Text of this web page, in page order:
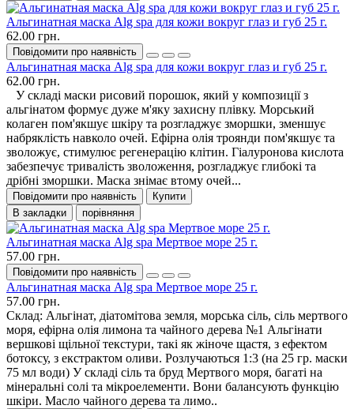
Альгинатная маска Alg spa для кожи вокруг глаз и губ 25 г.
62.00 грн.
Повідомити про наявність
Альгинатная маска Alg spa для кожи вокруг глаз и губ 25 г.
62.00 грн.
У складі маски рисовий порошок, який у композиції з
альгінатом формує дуже м'яку захисну плівку. Морський
колаген пом'якшує шкіру та розгладжує зморшки, зменшує
набряклість навколо очей. Ефірна олія троянди пом'якшує та
зволожує, стимулює регенерацію клітин. Гіалуронова кислота
забезпечує тривалість зволоження, розгладжує глибокі та
дрібні зморшки. Маска знімає втому очей...
Повідомити про наявність
Купити
В закладки
порівняння
Альгинатная маска Alg spa Мертвое море 25 г.
57.00 грн.
Повідомити про наявність
Альгинатная маска Alg spa Мертвое море 25 г.
57.00 грн.
Склад: Альгінат, діатомітова земля, морська сіль, сіль мертвого
моря, ефірна олія лимона та чайного дерева №1 Альгінати
вершкові щільної текстури, такі як жіноче щастя, з ефектом
ботоксу, з екстрактом оливи. Розлучаються 1:3 (на 25 гр. маски
75 мл води) У складі сіль та бруд Мертвого моря, багаті на
мінеральні солі та мікроелементи. Вони балансують функцію
шкіри. Масло чайного дерева та лимо..